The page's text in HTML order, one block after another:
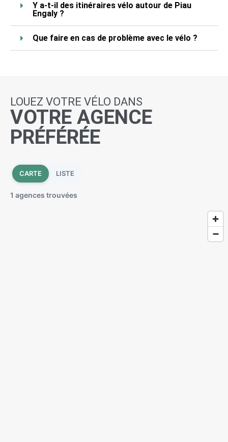
Y a-t-il des itinéraires vélo autour de Piau
Engaly ?
Que faire en cas de problème avec le vélo ?
LOUEZ VOTRE VÉLO DANS
VOTRE AGENCE
PRÉFÉRÉE
CARTE LISTE
1 agences trouvées